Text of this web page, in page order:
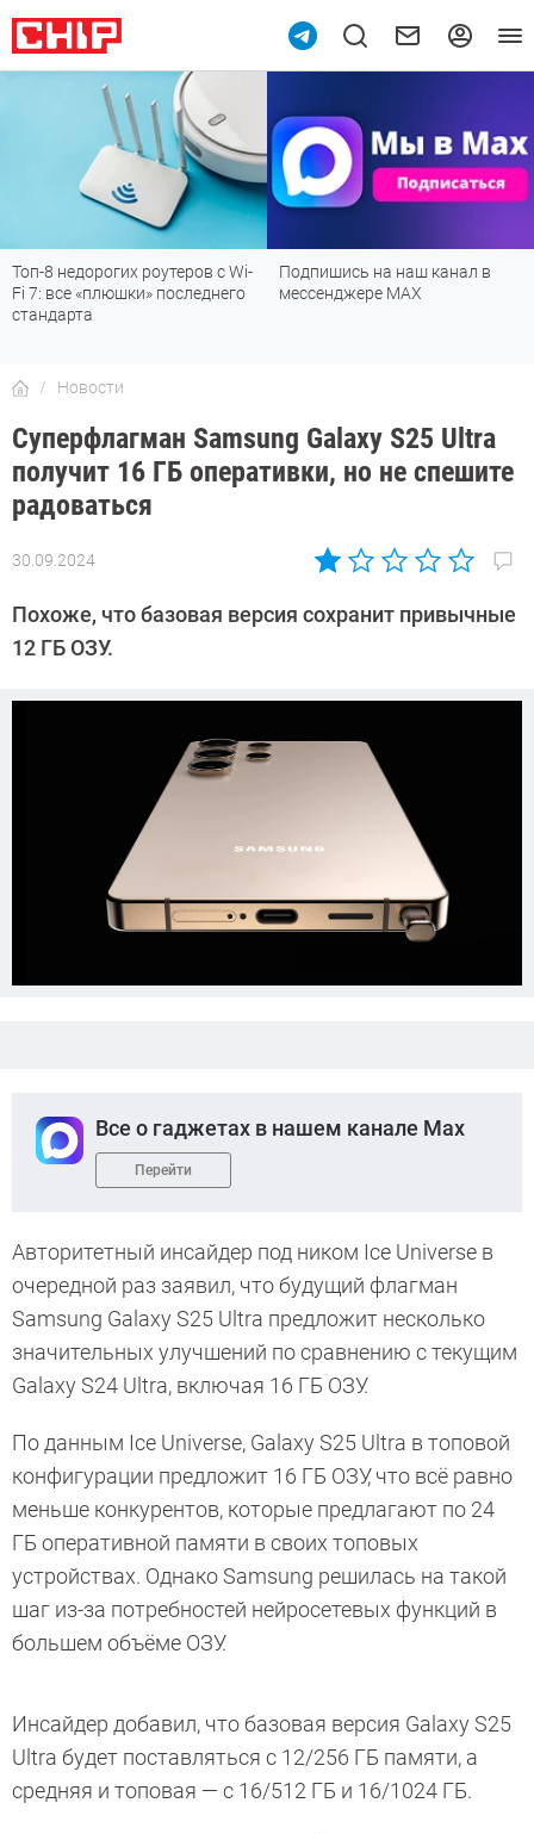
Топ-8 недорогих роутеров с Wi-
Fi 7: все «плюшки» последнего
стандарта
Подпишись на наш канал в
мессенджере МАХ
Новости
Суперфлагман Samsung Galaxy S25 Ultra
получит 16 ГБ оперативки, но не спешите
радоваться
30.09.2024
Автор:
Довлатова
Похоже, что базовая версия сохранит привычные
12 ГБ ОЗУ.
Все о гаджетах в нашем канале Max
Перейти
Авторитетный инсайдер под ником Ice Universe в
очередной раз заявил, что будущий флагман
Samsung Galaxy S25 Ultra предложит несколько
значительных улучшений по сравнению с текущим
Galaxy S24 Ultra, включая 16 ГБ ОЗУ.
По данным Ice Universe, Galaxy S25 Ultra в топовой
конфигурации предложит 16 ГБ ОЗУ, что всё равно
меньше конкурентов, которые предлагают по 24
ГБ оперативной памяти в своих топовых
устройствах. Однако Samsung решилась на такой
шаг из-за потребностей нейросетевых функций в
большем объёме ОЗУ.
Инсайдер добавил, что базовая версия Galaxy S25
Ultra будет поставляться с 12/256 ГБ памяти, а
средняя и топовая — с 16/512 ГБ и 16/1024 ГБ.